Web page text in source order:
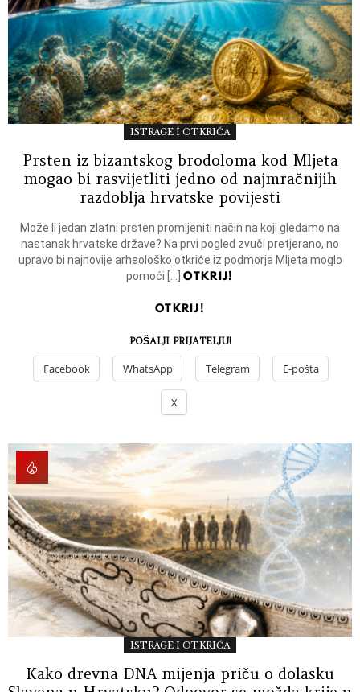
ISTRAGE I OTKRIĆA
Prsten iz bizantskog brodoloma kod Mljeta
mogao bi rasvijetliti jedno od najmračnijih
razdoblja hrvatske povijesti
Može li jedan zlatni prsten promijeniti način na koji gledamo na
nastanak hrvatske države? Na prvi pogled zvuči pretjerano, no
upravo bi najnovije arheološko otkriće iz podmorja Mljeta moglo
pomoći […]OTKRIJ!
OTKRIJ!
POŠALJI PRIJATELJU!
Facebook WhatsApp Telegram E-pošta
X
ISTRAGE I OTKRIĆA
Kako drevna DNA mijenja priču o dolasku